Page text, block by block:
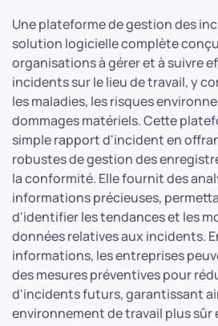
Une plateforme de gestion des
solution logicielle complète
organisations à gérer et à suivre
incidents sur le lieu de travail, y
les maladies, les risques
dommages matériels. Cette
simple rapport d'incident en
robustes de gestion des
la conformité. Elle fournit des
informations précieuses,
d'identifier les tendances et les
données relatives aux incidents.
informations, les entreprises
des mesures préventives pour
d'incidents futurs, garantissant
environnement de travail plus sûr